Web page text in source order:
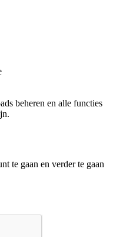
beheren en alle functies
te gaan en verder te gaan